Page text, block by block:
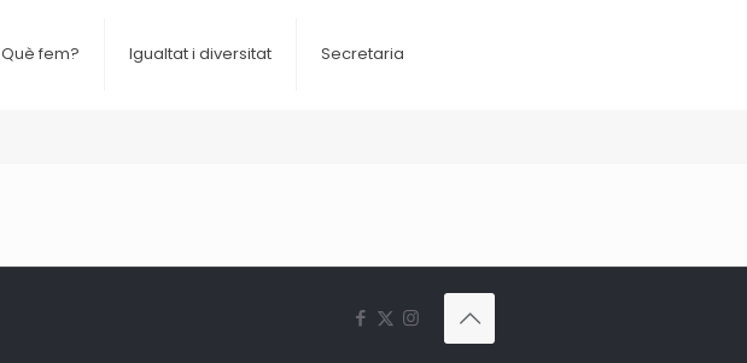
Què fem? Igualtat i diversitat Secretaria